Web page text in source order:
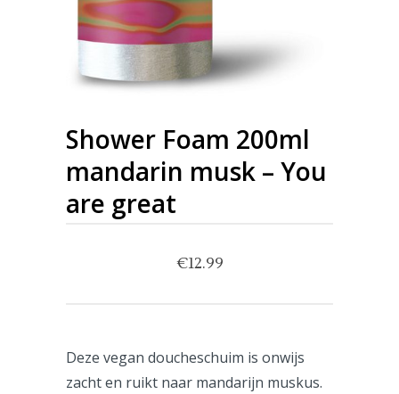
Shower Foam 200ml
mandarin musk – You
are great
€12.99
Deze vegan doucheschuim is onwijs
zacht en ruikt naar mandarijn muskus.